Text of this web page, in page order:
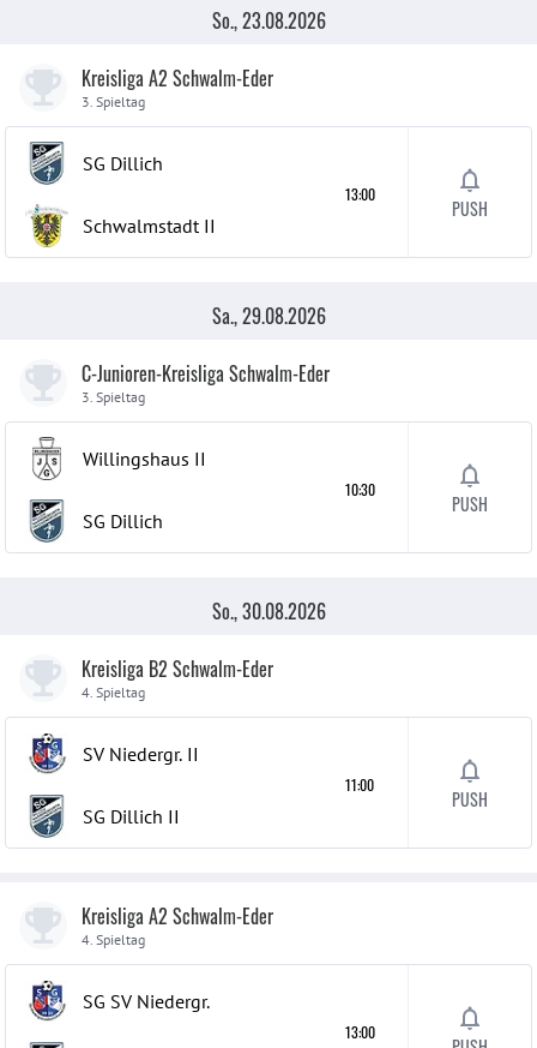
So., 23.08.2026
Kreisliga A2 Schwalm-Eder
3. Spieltag
SG Dillich
Schwalmstadt II
13:00
PUSH
Sa., 29.08.2026
C-Junioren-Kreisliga Schwalm-Eder
3. Spieltag
Willingshaus II
SG Dillich
10:30
PUSH
So., 30.08.2026
Kreisliga B2 Schwalm-Eder
4. Spieltag
SV Niedergr. II
SG Dillich II
11:00
PUSH
Kreisliga A2 Schwalm-Eder
4. Spieltag
SG SV Niedergr.
13:00